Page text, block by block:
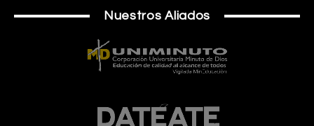
Nuestros Aliados